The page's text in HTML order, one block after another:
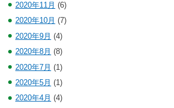
2020年11月 (6)
2020年10月 (7)
2020年9月 (4)
2020年8月 (8)
2020年7月 (1)
2020年5月 (1)
2020年4月 (4)